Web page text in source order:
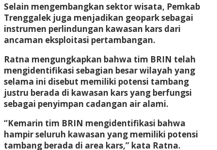
Selain mengembangkan sektor wisata, Pemkab
Trenggalek juga menjadikan geopark sebagai
instrumen perlindungan kawasan kars dari
ancaman eksploitasi pertambangan.
Ratna mengungkapkan bahwa tim BRIN telah
mengidentifikasi sebagian besar wilayah yang
selama ini disebut memiliki potensi tambang
justru berada di kawasan kars yang berfungsi
sebagai penyimpan cadangan air alami.
“Kemarin tim BRIN mengidentifikasi bahwa
hampir seluruh kawasan yang memiliki potensi
tambang berada di area kars,” kata Ratna.